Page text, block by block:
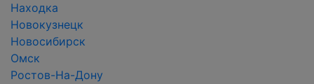
Находка
Новокузнецк
Новосибирск
Омск
Ростов-На-Дону